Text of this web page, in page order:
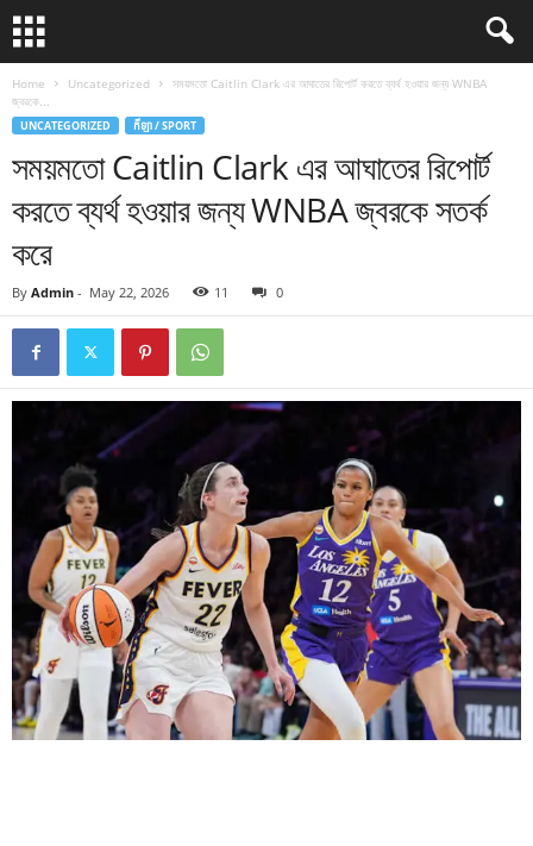
Home Uncategorized
সময়মতো Caitlin Clark এর আঘাতের রিপোর্ট করতে ব্যর্থ হওয়ার জন্য WNBA
জ্বরকে...
UNCATEGORIZED កីឡា / SPORT
সময়মতো Caitlin Clark এর আঘাতের রিপোর্ট
করতে ব্যর্থ হওয়ার জন্য WNBA জ্বরকে সতর্ক
করে
By Admin - May 22, 2026 11 0